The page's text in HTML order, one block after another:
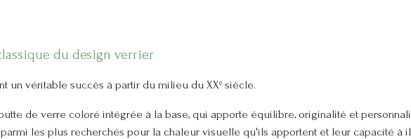
du design verrier
un véritable succès à partir du milieu du XXᵉ siècle.
de verre coloré intégrée à la base, qui apporte équilibre, originalité et
les plus recherchés pour la chaleur visuelle qu'ils apportent et leur capacité à